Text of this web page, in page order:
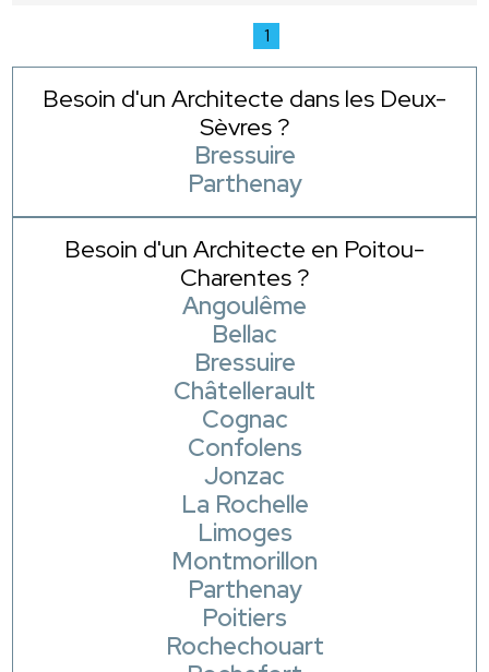
1
Besoin d'un Architecte dans les Deux-
Sèvres ?
Bressuire
Parthenay
Besoin d'un Architecte en Poitou-
Charentes ?
Angoulême
Bellac
Bressuire
Châtellerault
Cognac
Confolens
Jonzac
La Rochelle
Limoges
Montmorillon
Parthenay
Poitiers
Rochechouart